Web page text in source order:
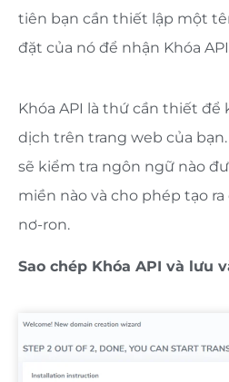
tiên bạn cần thiết lập một
đặt của nó để nhận Khóa
Khóa API là thứ cần thiết
dịch trên trang web của bạn.
sẽ kiểm tra ngôn ngữ nào
miền nào và cho phép tạo
nơ-ron.
Sao chép Khóa API và lưu